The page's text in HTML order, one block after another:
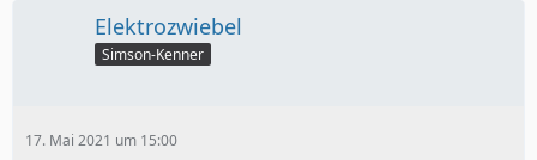
Elektrozwiebel
Simson-Kenner
17. Mai 2021 um 15:00